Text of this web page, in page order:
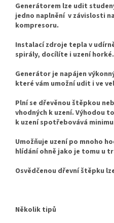
Generátorem lze udit
jedno naplnění v závislosti
kompresoru.
Instalací zdroje tepla v
spirály, docílíte i uzení horké.
Generátor je napájen
které vám umožní udit i ve
Plní se dřevěnou štěpkou
vhodných k uzení. Výhodou
k uzení spotřebovává
Umožňuje uzení po mnoho
hlídání ohně jako je tomu u
Osvědčenou dřevní štěpku
Několik tipů